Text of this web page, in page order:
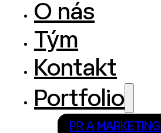
O nás
Tým
Kontakt
Portfolio
PR A MARKETING